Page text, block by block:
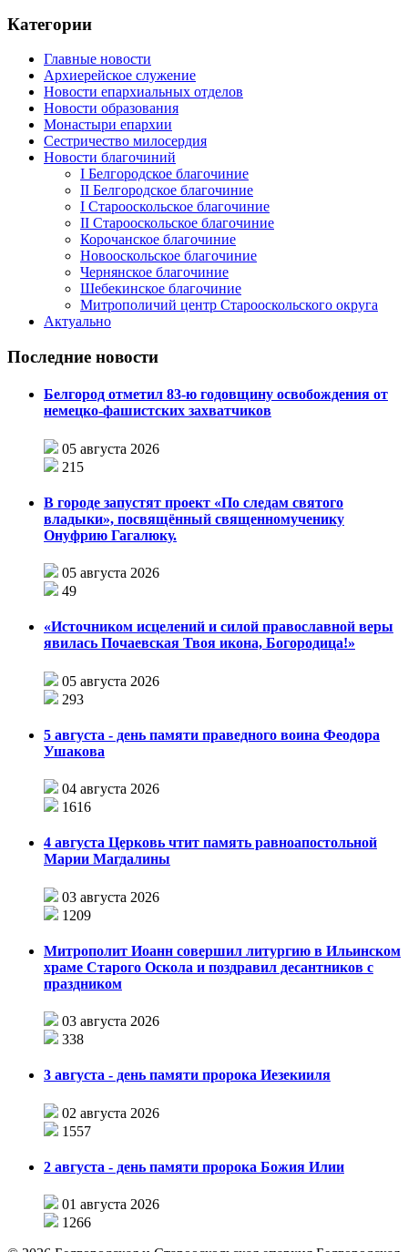
Категории
Главные новости
Архиерейское служение
Новости епархиальных отделов
Новости образования
Монастыри епархии
Сестричество милосердия
Новости благочиний
I Белгородское благочиние
II Белгородское благочиние
I Старооскольское благочиние
II Старооскольское благочиние
Корочанское благочиние
Новооскольское благочиние
Чернянское благочиние
Шебекинское благочиние
Митрополичий центр Старооскольского округа
Актуально
Последние новости
Белгород отметил 83-ю годовщину освобождения от
немецко-фашистских захватчиков
05 августа 2026
215
В городе запустят проект «По следам святого
владыки», посвящённый священномученику
Онуфрию Гагалюку.
05 августа 2026
49
«Источником исцелений и силой православной веры
явилась Почаевская Твоя икона, Богородица!»
05 августа 2026
293
5 августа - день памяти праведного воина Феодора
Ушакова
04 августа 2026
1616
4 августа Церковь чтит память равноапостольной
Марии Магдалины
03 августа 2026
1209
Митрополит Иоанн совершил литургию в Ильинском
храме Старого Оскола и поздравил десантников с
праздником
03 августа 2026
338
3 августа - день памяти пророка Иезекииля
02 августа 2026
1557
2 августа - день памяти пророка Божия Илии
01 августа 2026
1266